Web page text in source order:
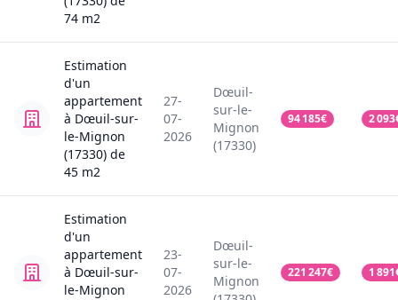
74 m2
Estimation
d'un
appartement
à Dœuil-sur-
le-Mignon
(17330) de
45 m2
27-
07-
2026
Dœuil-
sur-le-
Mignon
(17330)
94 185€ 2 093
Estimation
d'un
appartement
à Dœuil-sur-
le-Mignon
23-
07-
2026
Dœuil-
sur-le-
Mignon
221 247€ 1 891